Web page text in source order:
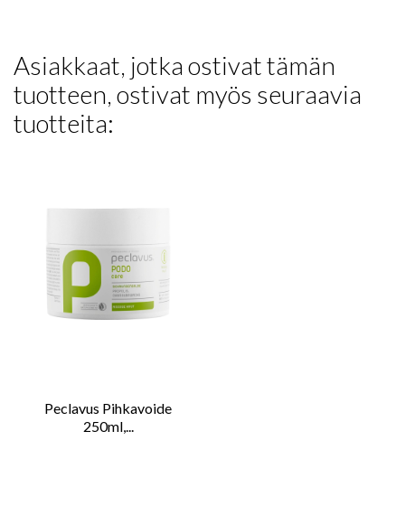
Asiakkaat, jotka ostivat tämän
tuotteen, ostivat myös seuraavia
tuotteita:
Peclavus Pihkavoide
250ml,...